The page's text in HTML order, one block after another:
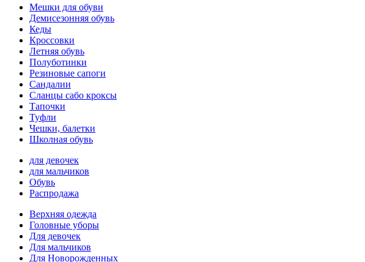
Мешки для обуви
Демисезонняя обувь
Кеды
Кроссовки
Летняя обувь
Полуботинки
Резиновые сапоги
Сандалии
Сланцы сабо кроксы
Тапочки
Туфли
Чешки, балетки
Школная обувь
для девочек
для мальчиков
Обувь
Распродажа
Верхняя одежда
Головные уборы
Для девочек
Для мальчиков
Для Новорожденных